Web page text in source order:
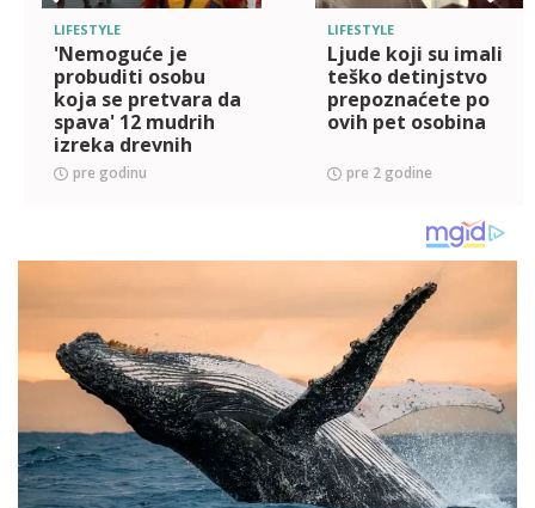
LIFESTYLE
'Nemoguće je
probuditi osobu
koja se pretvara da
spava' 12 mudrih
izreka drevnih
Indijanaca daje
životu smisao
pre godinu
LIFESTYLE
Ljude koji su imali
teško detinjstvo
prepoznaćete po
ovih pet osobina
pre 2 godine